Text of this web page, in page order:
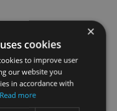
×
cookies
to improve user
our website you
in accordance with
Read more